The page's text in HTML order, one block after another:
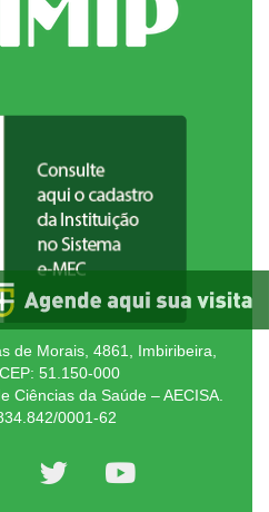
de Morais, 4861, Imbiribeira,
51.150-000
Ciências da Saúde – AECISA.
0001-62